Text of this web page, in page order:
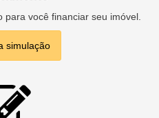
você financiar seu imóvel.
simulação